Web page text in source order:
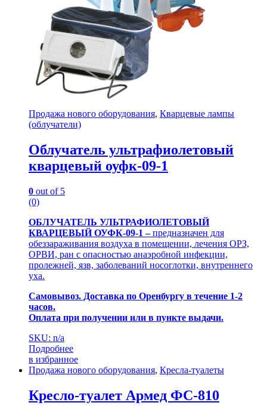
Продажа нового оборудования, Кварцевые лампы
(облучатели)
Облучатель ультрафиолетовый
кварцевый оуфк-09-1
0 out of 5
(0)
ОБЛУЧАТЕЛЬ УЛЬТРАФИОЛЕТОВЫЙ
КВАРЦЕВЫЙ ОУФК-09-1 –предназначен для
обеззараживания воздуха в помещении, лечения ОРЗ,
ОРВИ, ран с опасностью анаэробной инфекции,
пролежней, язв, заболеваний носоглотки, внутреннего
уха.
Самовывоз. Доставка по Оренбургу в течение 1-2
часов.
Оплата при получении или в пункте выдачи.
SKU: n/a
Подробнее
в избранное
Продажа нового оборудования, Кресла-туалеты
Кресло-туалет Армед ФС-810